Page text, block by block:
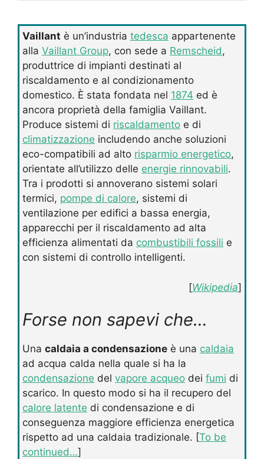
Vaillant è un’industria tedesca appartenente
alla Vaillant Group, con sede a Remscheid,
produttrice di impianti destinati al
riscaldamento e al condizionamento
domestico. È stata fondata nel 1874 ed è
ancora proprietà della famiglia Vaillant.
Produce sistemi di riscaldamento e di
climatizzazione includendo anche soluzioni
eco-compatibili ad alto risparmio energetico,
orientate all’utilizzo delle energie rinnovabili.
Tra i prodotti si annoverano sistemi solari
termici, pompe di calore, sistemi di
ventilazione per edifici a bassa energia,
apparecchi per il riscaldamento ad alta
efficienza alimentati da combustibili fossili e
con sistemi di controllo intelligenti.
[Wikipedia]
Forse non sapevi che…
Una caldaia a condensazione è una caldaia
ad acqua calda nella quale si ha la
condensazione del vapore acqueo dei fumi di
scarico. In questo modo si ha il recupero del
calore latente di condensazione e di
conseguenza maggiore efficienza energetica
rispetto ad una caldaia tradizionale. [To be
continued…]